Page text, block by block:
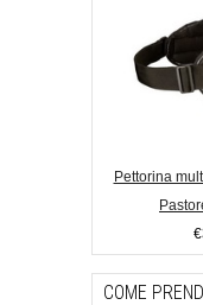
Pettorina
COME